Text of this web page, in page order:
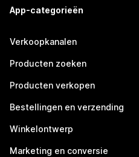
App-categorieën
Verkoopkanalen
Producten zoeken
Producten verkopen
Bestellingen en verzending
Winkelontwerp
Marketing en conversie